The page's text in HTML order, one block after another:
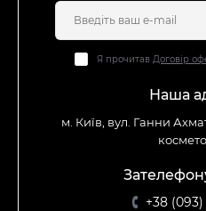
Я прочитав Договір
Наша
м. Київ, вул. Ганни
+38